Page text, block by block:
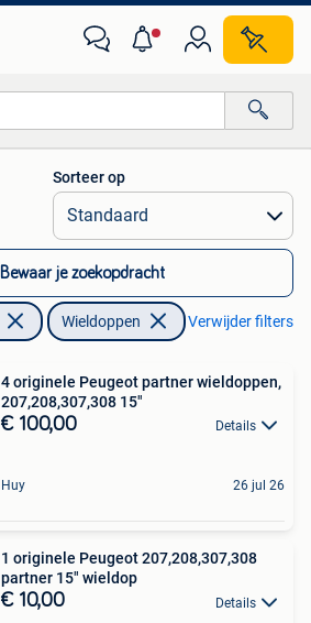
Alle afstanden…
Sorteer op
Bewaar je zoekopdracht
Wieldoppen Verwijder filters
4 originele Peugeot partner wieldoppen,
207,208,307,308 15"
€ 100,00 Details
Huy 26 jul 26
1 originele Peugeot 207,208,307,308
partner 15" wieldop
€ 10,00 Details